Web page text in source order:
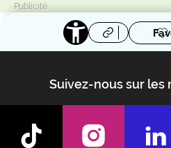
Suivez-nous sur les